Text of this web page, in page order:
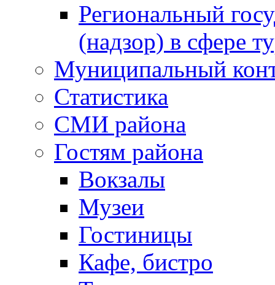
Региональный
(надзор) в сфере
Муниципальный
Статистика
СМИ района
Гостям района
Вокзалы
Музеи
Гостиницы
Кафе, бистро